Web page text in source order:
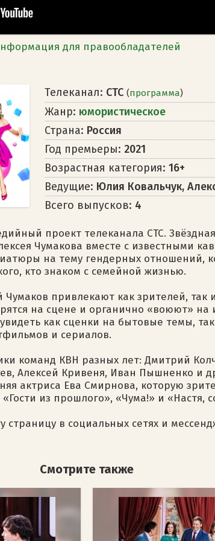
для правообладателей
Телеканал: СТС (программа)
Жанр: юмористическое
Страна: Россия
Год премьеры: 2021
Возрастная категория: 16+
Ведущие: Юлия Ковальчук,
Всего выпусков: 4
проект телеканала СТС.
Чумакова вместе с известными
на тему гендерных отношений,
кто знаком с семейной жизнью.
Чумаков привлекают как зрителей, так
на сцене и органично «воюют» на
как сценки на бытовые темы,
и сериалов.
команд КВН разных лет: Дмитрий
Алексей Кривеня, Иван Пышненко и
актриса Ева Смирнова, которую
из прошлого», «Чума!» и «Настя,
страницу в социальных сетях и
Смотрите также